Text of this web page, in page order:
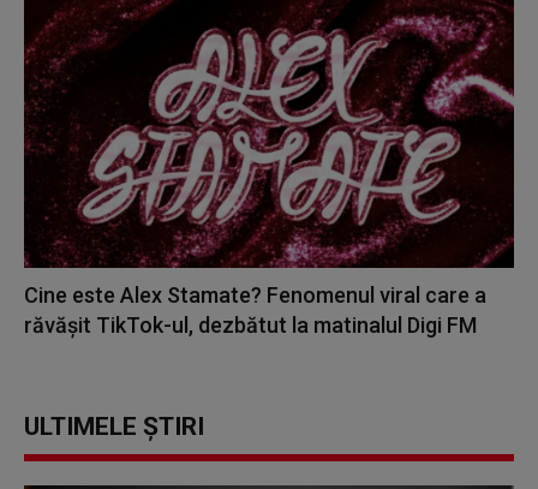
Cine este Alex Stamate? Fenomenul viral care a
răvășit TikTok-ul, dezbătut la matinalul Digi FM
ULTIMELE ȘTIRI